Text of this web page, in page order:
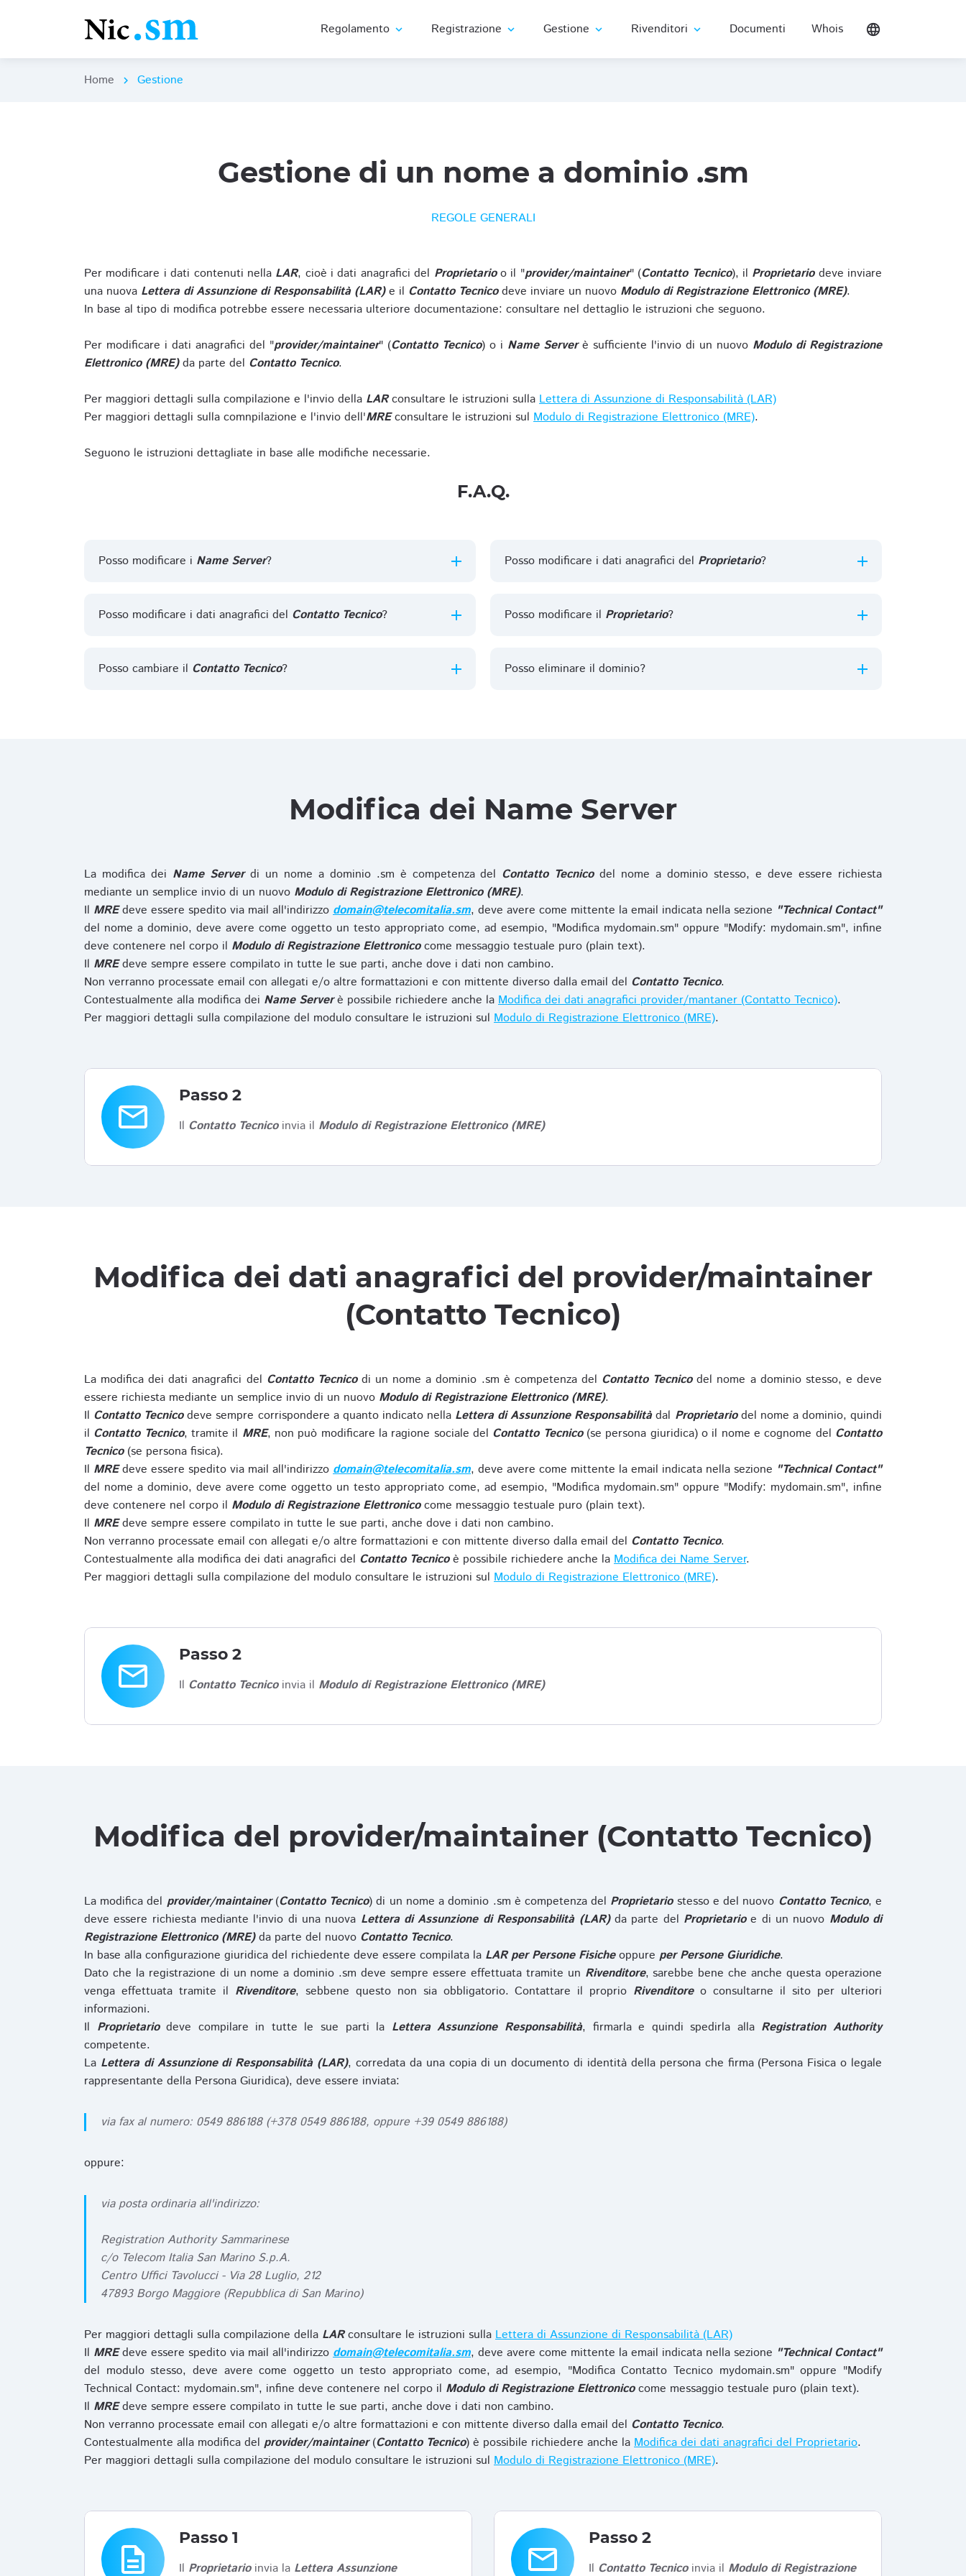
Regolamento expand_more Registrazione expand_more Gestione expand_more Rivenditori expand_more Documenti Whois language
Home chevron_right Gestione
Gestione di un nome a dominio .sm
REGOLE GENERALI
Per modificare i dati contenuti nella LAR, cioè i dati anagrafici del Proprietarioo il "provider/maintainer" (Contatto Tecnico), il Proprietariodeve inviare
una nuova Lettera di Assunzione di Responsabilità (LAR)e il Contatto Tecnicodeve inviare un nuovo Modulo di Registrazione Elettronico (MRE).
In base al tipo di modifica potrebbe essere necessaria ulteriore documentazione: consultare nel dettaglio le istruzioni che seguono.
Per modificare i dati anagrafici del "provider/maintainer" (Contatto Tecnico) o i Name Serverè sufficiente l'invio di un nuovo Modulo di Registrazione
Elettronico (MRE)da parte del Contatto Tecnico.
Per maggiori dettagli sulla compilazione e l'invio della LARconsultare le istruzioni sulla Lettera di Assunzione di Responsabilità (LAR)
Per maggiori dettagli sulla comnpilazione e l'invio dell'MREconsultare le istruzioni sul Modulo di Registrazione Elettronico (MRE).
Seguono le istruzioni dettagliate in base alle modifiche necessarie.
F.A.Q.
Posso modificare i Name Server?
Posso modificare i dati anagrafici del Contatto Tecnico?
Posso cambiare il Contatto Tecnico?
Posso modificare i dati anagrafici del Proprietario?
Posso modificare il Proprietario?
Posso eliminare il dominio?
Modifica dei Name Server
La modifica dei Name Serverdi un nome a dominio .sm è competenza del Contatto Tecnicodel nome a dominio stesso, e deve essere richiesta
mediante un semplice invio di un nuovo Modulo di Registrazione Elettronico (MRE).
Il MREdeve essere spedito via mail all'indirizzo domain@telecomitalia.sm, deve avere come mittente la email indicata nella sezione "Technical Contact"
del nome a dominio, deve avere come oggetto un testo appropriato come, ad esempio, "Modifica mydomain.sm" oppure "Modify: mydomain.sm", infine
deve contenere nel corpo il Modulo di Registrazione Elettronicocome messaggio testuale puro (plain text).
Il MREdeve sempre essere compilato in tutte le sue parti, anche dove i dati non cambino.
Non verranno processate email con allegati e/o altre formattazioni e con mittente diverso dalla email del Contatto Tecnico.
Contestualmente alla modifica dei Name Serverè possibile richiedere anche la Modifica dei dati anagrafici provider/mantaner (Contatto Tecnico).
Per maggiori dettagli sulla compilazione del modulo consultare le istruzioni sul Modulo di Registrazione Elettronico (MRE).
email
Passo 2
Il Contatto Tecnicoinvia il Modulo di Registrazione Elettronico (MRE)
Modifica dei dati anagrafici del provider/maintainer
(Contatto Tecnico)
La modifica dei dati anagrafici del Contatto Tecnicodi un nome a dominio .sm è competenza del Contatto Tecnicodel nome a dominio stesso, e deve
essere richiesta mediante un semplice invio di un nuovo Modulo di Registrazione Elettronico (MRE).
Il Contatto Tecnicodeve sempre corrispondere a quanto indicato nella Lettera di Assunzione Responsabilitàdal Proprietariodel nome a dominio, quindi
il Contatto Tecnico, tramite il MRE, non può modificare la ragione sociale del Contatto Tecnico(se persona giuridica) o il nome e cognome del Contatto
Tecnico(se persona fisica).
Il MREdeve essere spedito via mail all'indirizzo domain@telecomitalia.sm, deve avere come mittente la email indicata nella sezione "Technical Contact"
del nome a dominio, deve avere come oggetto un testo appropriato come, ad esempio, "Modifica mydomain.sm" oppure "Modify: mydomain.sm", infine
deve contenere nel corpo il Modulo di Registrazione Elettronicocome messaggio testuale puro (plain text).
Il MREdeve sempre essere compilato in tutte le sue parti, anche dove i dati non cambino.
Non verranno processate email con allegati e/o altre formattazioni e con mittente diverso dalla email del Contatto Tecnico.
Contestualmente alla modifica dei dati anagrafici del Contatto Tecnicoè possibile richiedere anche la Modifica dei Name Server.
Per maggiori dettagli sulla compilazione del modulo consultare le istruzioni sul Modulo di Registrazione Elettronico (MRE).
email
Passo 2
Il Contatto Tecnicoinvia il Modulo di Registrazione Elettronico (MRE)
Modifica del provider/maintainer (Contatto Tecnico)
La modifica del provider/maintainer(Contatto Tecnico) di un nome a dominio .sm è competenza del Proprietariostesso e del nuovo Contatto Tecnico, e
deve essere richiesta mediante l'invio di una nuova Lettera di Assunzione di Responsabilità (LAR)da parte del Proprietarioe di un nuovo Modulo di
Registrazione Elettronico (MRE)da parte del nuovo Contatto Tecnico.
In base alla configurazione giuridica del richiedente deve essere compilata la LAR per Persone Fisicheoppure per Persone Giuridiche.
Dato che la registrazione di un nome a dominio .sm deve sempre essere effettuata tramite un Rivenditore, sarebbe bene che anche questa operazione
venga effettuata tramite il Rivenditore, sebbene questo non sia obbligatorio. Contattare il proprio Rivenditoreo consultarne il sito per ulteriori
informazioni.
Il Proprietariodeve compilare in tutte le sue parti la Lettera Assunzione Responsabilità, firmarla e quindi spedirla alla Registration Authority
competente.
La Lettera di Assunzione di Responsabilità (LAR), corredata da una copia di un documento di identità della persona che firma (Persona Fisica o legale
rappresentante della Persona Giuridica), deve essere inviata:
via fax al numero: 0549 886188 (+378 0549 886188, oppure +39 0549 886188)
oppure:
via posta ordinaria all'indirizzo:
Registration Authority Sammarinese
c/o Telecom Italia San Marino S.p.A.
Centro Uffici Tavolucci - Via 28 Luglio, 212
47893 Borgo Maggiore (Repubblica di San Marino)
Per maggiori dettagli sulla compilazione della LARconsultare le istruzioni sulla Lettera di Assunzione di Responsabilità (LAR)
Il MREdeve essere spedito via mail all'indirizzo domain@telecomitalia.sm, deve avere come mittente la email indicata nella sezione "Technical Contact"
del modulo stesso, deve avere come oggetto un testo appropriato come, ad esempio, "Modifica Contatto Tecnico mydomain.sm" oppure "Modify
Technical Contact: mydomain.sm", infine deve contenere nel corpo il Modulo di Registrazione Elettronicocome messaggio testuale puro (plain text).
Il MREdeve sempre essere compilato in tutte le sue parti, anche dove i dati non cambino.
Non verranno processate email con allegati e/o altre formattazioni e con mittente diverso dalla email del Contatto Tecnico.
Contestualmente alla modifica del provider/maintainer(Contatto Tecnico) è possibile richiedere anche la Modifica dei dati anagrafici del Proprietario.
Per maggiori dettagli sulla compilazione del modulo consultare le istruzioni sul Modulo di Registrazione Elettronico (MRE).
description
Passo 1
Il Proprietarioinvia la Lettera Assunzione email
Passo 2
Il Contatto Tecnicoinvia il Modulo di Registrazione